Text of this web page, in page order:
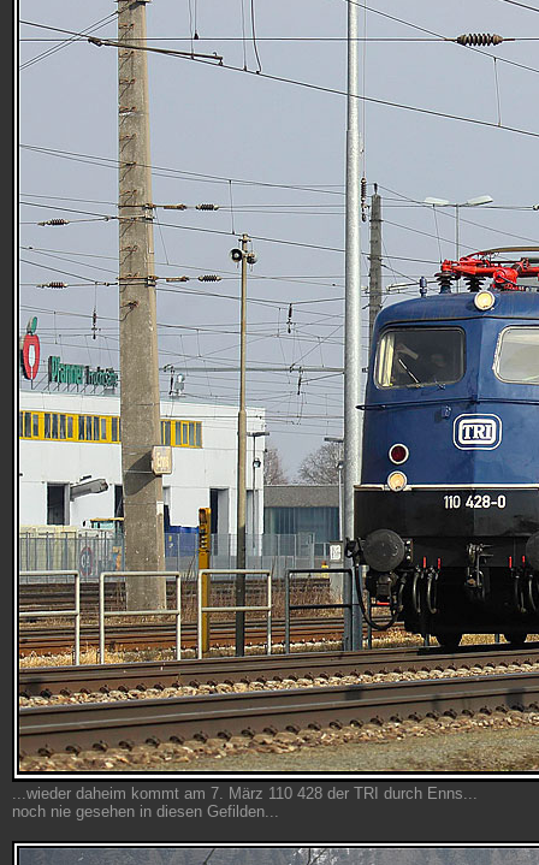
...wieder daheim kommt am 7. März 110 428 der TRI durch Enns...
noch nie gesehen in diesen Gefilden...